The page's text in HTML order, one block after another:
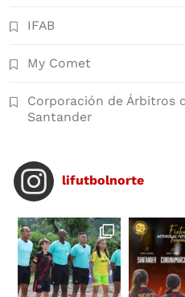
IFAB
My Comet
Corporación de Árbitros
Santander
lifutbolnorte